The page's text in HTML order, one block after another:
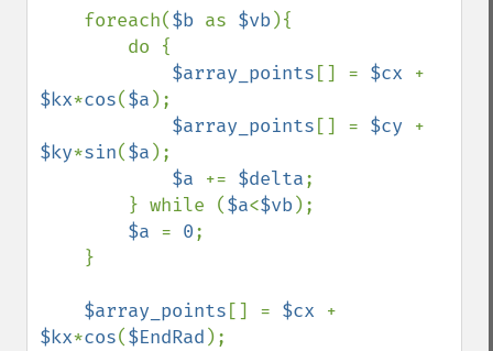
    foreach(
$b as $vb){
$array_points [] = $cx
$kx*cos($a );
$array_points [] = $cy
$ky*sin($a );
$a += $delta;
        } while (
$a<$vb);
$a = 0;
$array_points [] = $cx
$kx*cos($EndRad );